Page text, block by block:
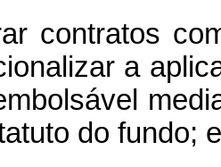
contratos
a
do fundo; e